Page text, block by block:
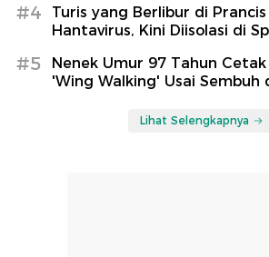
#4
Turis yang Berlibur di
Hantavirus, Kini Diisolasi di
#5
Nenek Umur 97 Tahun
'Wing Walking' Usai Sembuh
Lihat Selengkapnya